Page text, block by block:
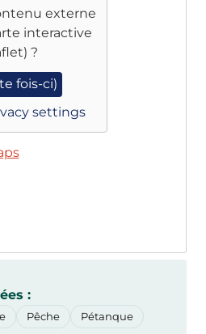
externe
interactive
?
fois-ci)
settings
:
Pêche
Pétanque